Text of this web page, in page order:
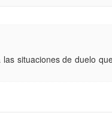
situaciones de duelo